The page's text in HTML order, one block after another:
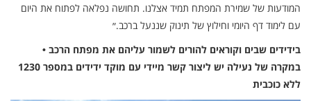
המודעות של שמירת המפתח תמיד אצלנו. תחושה נפלאה לפתוח את היום
עם לימוד דף היומי וחילוץ של תינוק שננעל ברכב.״
בידידים שבים וקוראים להורים לשמור עליהם את מפתח הרכב •
במקרה של נעילה יש ליצור קשר מיידי עם מוקד ידידים במספר 1230
ללא כוכבית